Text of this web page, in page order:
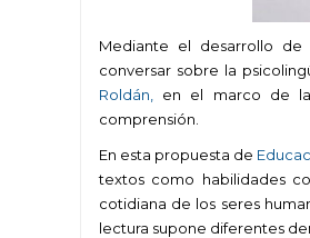
Mediante el desarrollo de
conversar sobre la
Roldán,
en el marco de
comprensión
En esta propuesta de
textos como habilidades
cotidiana de los seres
lectura supone diferentes